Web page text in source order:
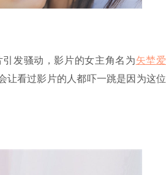
发骚动，影片的女主角名为矢埜爱
让看过影片的人都吓一跳是因为这位